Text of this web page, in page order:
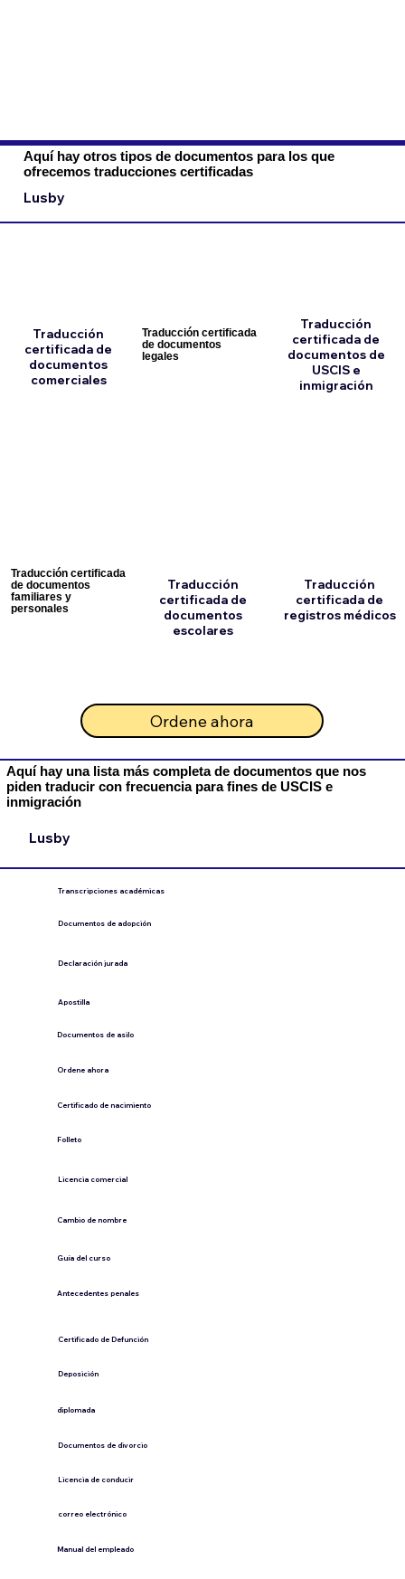
Aquí hay otros tipos de documentos para los que
ofrecemos traducciones certificadas
Lusby
Traducción
certificada de
documentos
comerciales
Traducción certificada
de documentos
familiares y
personales
Traducción certificada
de documentos
legales
Traducción
certificada de
documentos
escolares
Ordene ahora
Traducción
certificada de
documentos de
USCIS e
inmigración
Traducción
certificada de
registros médicos
Aquí hay una lista más completa de documentos que nos
piden traducir con frecuencia para fines de USCIS e
inmigración
Lusby
Transcripciones académicas
Documentos de adopción
Declaración jurada
​Apostilla
Documentos de asilo
Ordene ahora
Certificado de nacimiento
Folleto
​Licencia comercial
Cambio de nombre
Guía del curso
Antecedentes penales
​Certificado de Defunción
​Deposición
diplomada
Documentos de divorcio
Licencia de conducir
​correo electrónico
Manual del empleado